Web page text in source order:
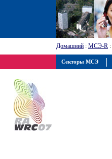
Домашний : МСЭ-R :
Секторы МСЭ